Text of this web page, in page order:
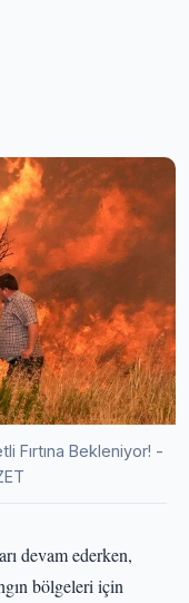
Fırtına Bekleniyor! -
devam ederken,
bölgeleri için